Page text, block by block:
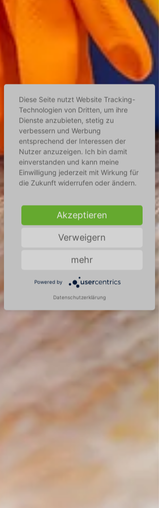
Diese Seite nutzt Website Tracking-
Technologien von Dritten, um ihre
Dienste anzubieten, stetig zu
verbessern und Werbung
entsprechend der Interessen der
Nutzer anzuzeigen. Ich bin damit
einverstanden und kann meine
Einwilligung jederzeit mit Wirkung für
die Zukunft widerrufen oder ändern.
Akzeptieren
Verweigern
mehr
Powered by
Datenschutzerklärung